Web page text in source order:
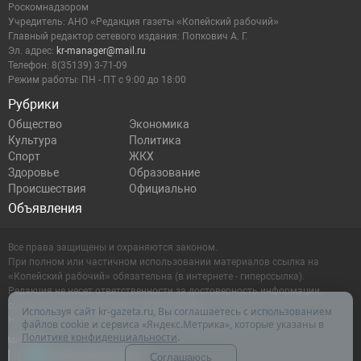
Рубрики
Общество
Экономика
Культура
Политика
Спорт
ЖКХ
Здоровье
Образование
Происшествия
Официально
Объявления
Роскомнадзором
Учредитель: АНО «Редакция газеты «Копейский рабочий»
Главный редактор сетевого издания: Попкович А. Г.
Эл. адрес: kr-manager@mail.ru
Телефон: 8(35139) 3-71-09
Режим работы: ПН - ПТ с 9:00 до 18:00
Все права защищены и охраняются законом.
При полном или частичном использовании материалов ссылка на
«Копейский рабочий» обязательна (в интернете - гиперссылка).
Редакция не несет ответственности за достоверность информации,
содержащейся в рекламных объявлениях.
Настоящий ресурс может содержать материалы 16+
Используя сайт kr-gazeta.ru, Вы соглашаетесь с использованием
файлов cookie и сервиса «Яндекс.Метрика», которые указаны в
Политике конфиденциальности.
Соглашаюсь